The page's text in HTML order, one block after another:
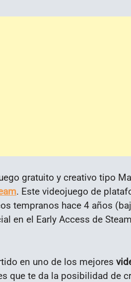
gratuito y creativo tipo
. Este videojuego de
tempranos hace 4 años
en el Early Access de
en uno de los mejores
que te da la posibilidad de